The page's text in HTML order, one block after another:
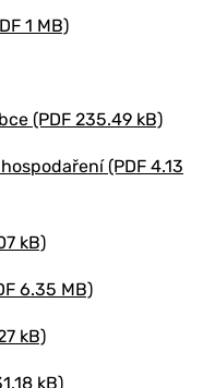
1 MB)
(PDF 235.49 kB)
(PDF 4.13
kB)
6.35 MB)
kB)
kB)